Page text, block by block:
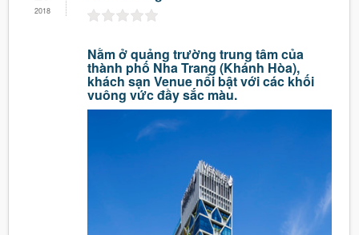
2018
Nằm ở quảng trường trung tâm của
thành phố Nha Trang (Khánh Hòa),
khách sạn Venue nổi bật với các khối
vuông vức đầy sắc màu.